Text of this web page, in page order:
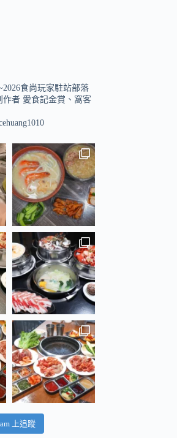
食尚玩家駐站部落
作者 愛食記金賞、窩客
上追蹤